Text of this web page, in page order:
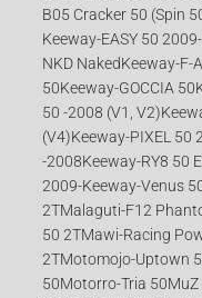
B05 Cracker 50 (Spin
Keeway-EASY 50
NKD NakedKeeway-F-
50Keeway-GOCCIA
50 -2008 (V1,
(V4)Keeway-PIXEL 50
-2008Keeway-RY8 50
2009-Keeway-Venus
2TMalaguti-F12
50 2TMawi-Racing
2TMotomojo-Uptown
50Motorro-Tria